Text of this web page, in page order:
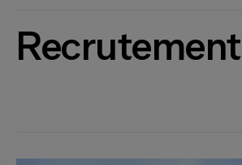
Recrutement